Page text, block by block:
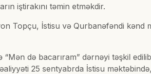
iştirakını təmin etməkdir.
Topçu, İstisu və Qurbanəfəndi
“Mən də bacarıram” dərnəyi təşkil
25 sentyabrda İstisu